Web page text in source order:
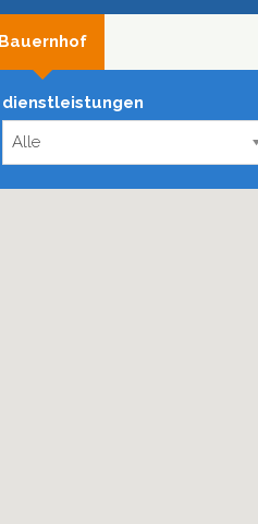
Bauernhof
dienstleistungen
Alle